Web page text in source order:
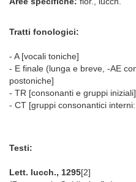
Tratti fonologici:
- A [vocali toniche]
- E finale (lunga e breve, -AE
postoniche]
- TR [consonanti e gruppi iniziali]
- CT [gruppi consonantici
Testi:
Lett. lucch., 1295[2]